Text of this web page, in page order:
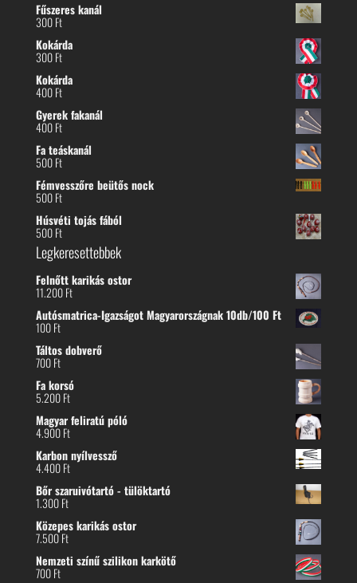
-
Fűszeres kanál
300Ft
Kokárda
300Ft
Kokárda
400Ft
Gyerek fakanál
400Ft
Fa teáskanál
500Ft
Fémvesszőre beütős nock
500Ft
Húsvéti tojás fából
500Ft
Legkeresettebbek
Felnőtt karikás ostor
11.200Ft
Autósmatrica-Igazságot Magyarországnak 10db/100 Ft
100Ft
Táltos dobverő
700Ft
Fa korsó
5.200Ft
Magyar feliratú póló
4.900Ft
Karbon nyílvessző
4.400Ft
Bőr szaruivótartó - tülöktartó
1.300Ft
Közepes karikás ostor
7.500Ft
Nemzeti színű szilikon karkötő
700Ft